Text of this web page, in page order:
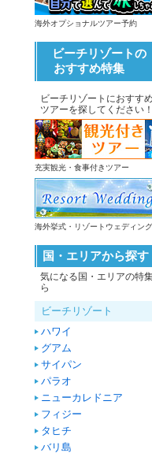
海外オプショナルツアー予約
ビーチリゾートの
おすすめ特集
ビーチリゾートにおすす
ツアーを探してください！
充実観光・食事付きツアー
海外挙式・リゾートウェディング
国・エリアから探す
気になる国・エリアの特
ら
ビーチリゾート
ハワイ
グアム
サイパン
パラオ
ニューカレドニア
フィジー
タヒチ
バリ島